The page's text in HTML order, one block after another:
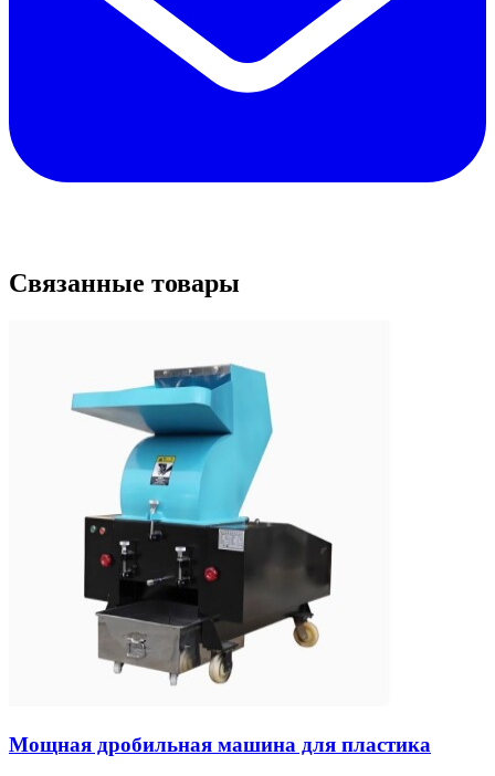
Связанные товары
Мощная дробильная машина для пластика